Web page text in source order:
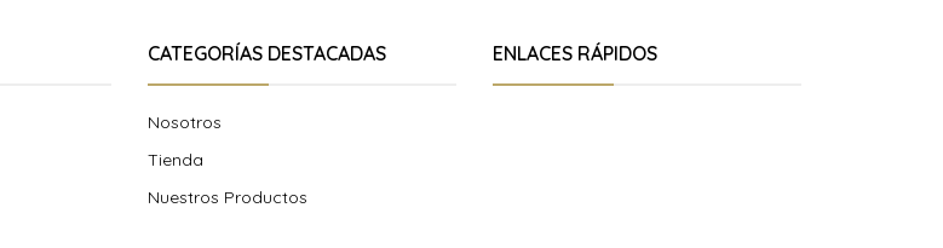
CATEGORÍAS DESTACADAS
Nosotros
Tienda
Nuestros Productos
ENLACES RÁPIDOS